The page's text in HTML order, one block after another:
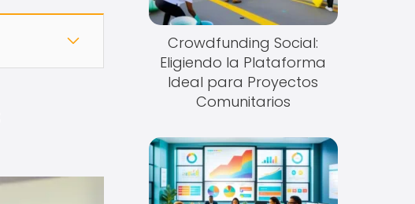
Crowdfunding Social:
Eligiendo la Plataforma
Ideal para Proyectos
Comunitarios